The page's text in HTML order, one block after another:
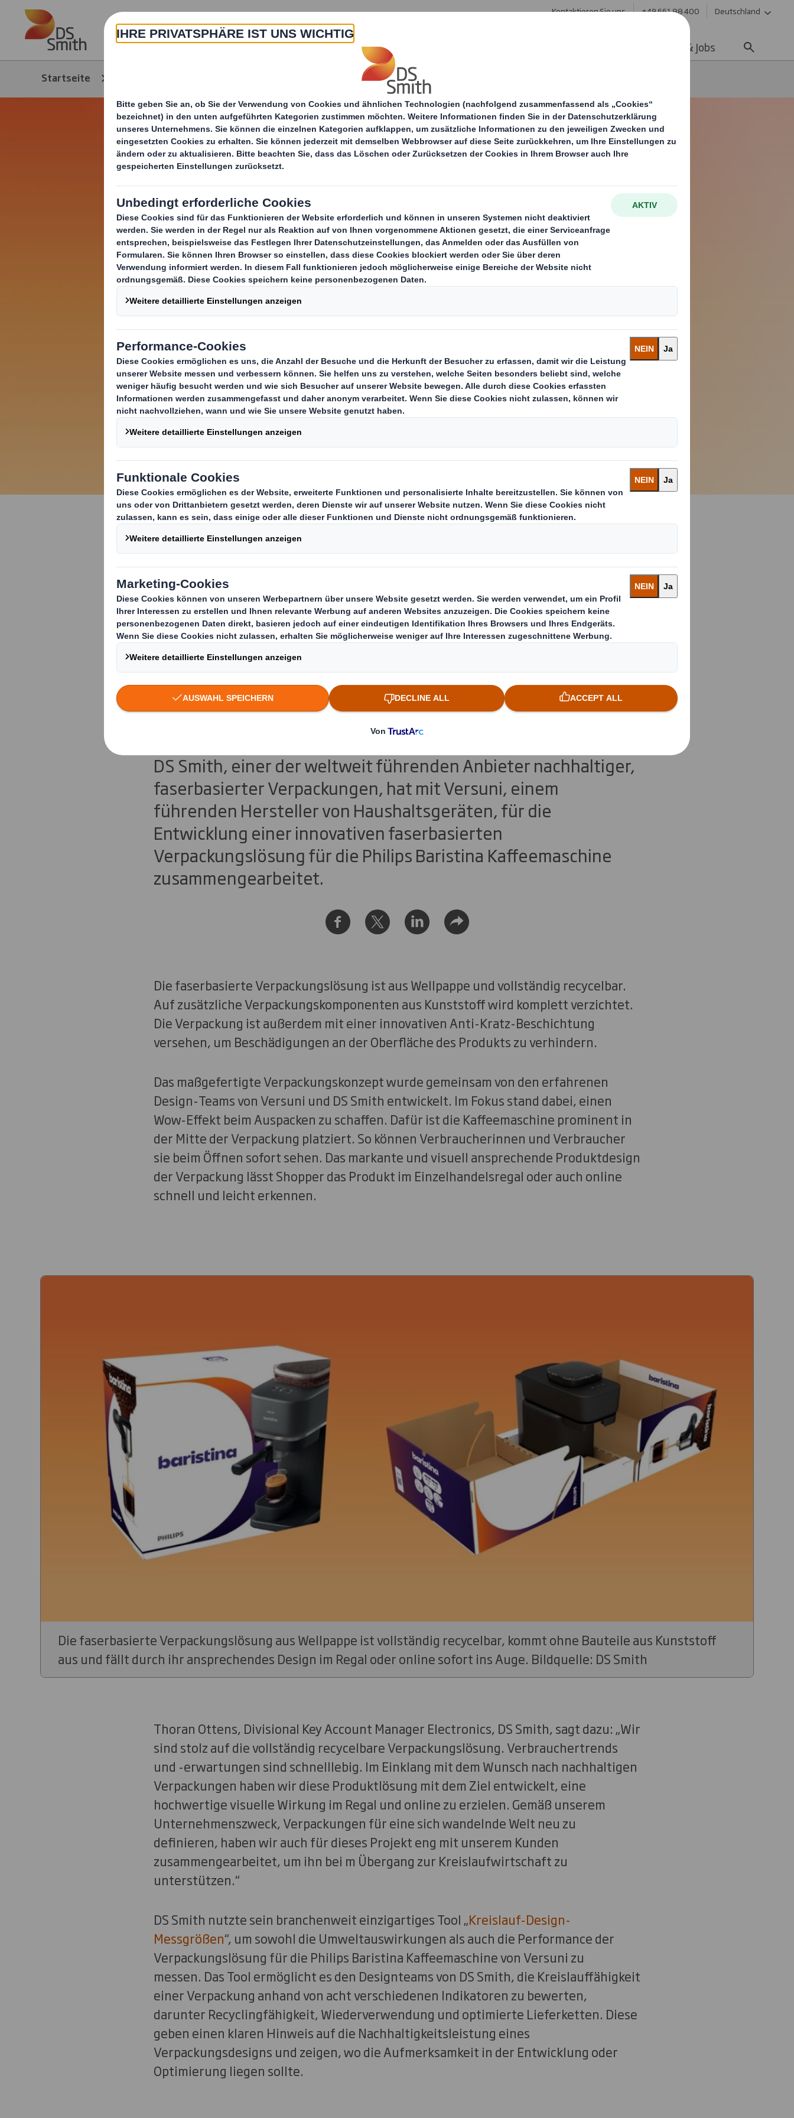
Skip to main content Kontaktieren Sie uns +49 661 88 400 Deutschland
Über Uns Produkte & Service Karriere & Jobs
Startseite Innovative Verpackungslösung für Philips Baristina Kaffemaschinen
DS Smith entwickelt mit Versuni eine
innovative Verpackungslösung aus
Wellpappe für Philips Baristina
Kaffeemaschinen
DS Smith, einer der weltweit führenden Anbieter nachhaltiger,
faserbasierter Verpackungen, hat mit Versuni, einem
führenden Hersteller von Haushaltsgeräten, für die
Entwicklung einer innovativen faserbasierten
Verpackungslösung für die Philips Baristina Kaffeemaschine
zusammengearbeitet.
Die faserbasierte Verpackungslösung ist aus Wellpappe und vollständig recycelbar.
Auf zusätzliche Verpackungskomponenten aus Kunststoff wird komplett verzichtet.
Die Verpackung ist außerdem mit einer innovativen Anti-Kratz-Beschichtung
versehen, um Beschädigungen an der Oberfläche des Produkts zu verhindern.
Das maßgefertigte Verpackungskonzept wurde gemeinsam von den erfahrenen
Design-Teams von Versuni und DS Smith entwickelt. Im Fokus stand dabei, einen
Wow-Effekt beim Auspacken zu schaffen. Dafür ist die Kaffeemaschine prominent in
der Mitte der Verpackung platziert. So können Verbraucherinnen und Verbraucher
sie beim Öffnen sofort sehen. Das markante und visuell ansprechende Produktdesign
der Verpackung lässt Shopper das Produkt im Einzelhandelsregal oder auch online
schnell und leicht erkennen.
Die faserbasierte Verpackungslösung aus Wellpappe ist vollständig recycelbar, kommt ohne Bauteile aus Kunststoff
aus und fällt durch ihr ansprechendes Design im Regal oder online sofort ins Auge. Bildquelle: DS Smith
Thoran Ottens, Divisional Key Account Manager Electronics, DS Smith, sagt dazu: „Wir
sind stolz auf die vollständig recycelbare Verpackungslösung. Verbrauchertrends
und -erwartungen sind schnelllebig. Im Einklang mit dem Wunsch nach nachhaltigen
Verpackungen haben wir diese Produktlösung mit dem Ziel entwickelt, eine
hochwertige visuelle Wirkung im Regal und online zu erzielen. Gemäß unserem
Unternehmenszweck, Verpackungen für eine sich wandelnde Welt neu zu
definieren, haben wir auch für dieses Projekt eng mit unserem Kunden
zusammengearbeitet, um ihn bei m Übergang zur Kreislaufwirtschaft zu
unterstützen.“
DS Smith nutzte sein branchenweit einzigartiges Tool „Kreislauf-Design-
Messgrößen“, um sowohl die Umweltauswirkungen als auch die Performance der
Verpackungslösung für die Philips Baristina Kaffeemaschine von Versuni zu
messen. Das Tool ermöglicht es den Designteams von DS Smith, die Kreislauffähigkeit
einer Verpackung anhand von acht verschiedenen Indikatoren zu bewerten,
darunter Recyclingfähigkeit, Wiederverwendung und optimierte Lieferketten. Diese
geben einen klaren Hinweis auf die Nachhaltigkeitsleistung eines
Verpackungsdesigns und zeigen, wo die Aufmerksamkeit in der Entwicklung oder
Optimierung liegen sollte.